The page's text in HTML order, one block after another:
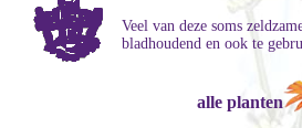
Veel van deze soms
bladhoudend en ook te
alle planten